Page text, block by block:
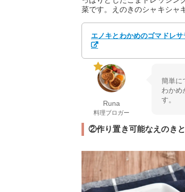
菜です。えのきのシャキシャ
エノキとわかめのゴマドレ
Runa
料理ブロガー
簡単に
わかめ
す。
②作り置き可能なえのき